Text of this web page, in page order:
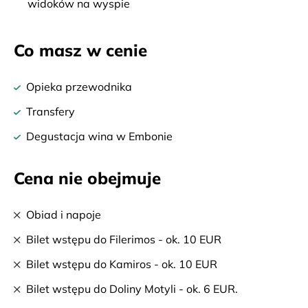
widoków na wyspie
Co masz w cenie
Opieka przewodnika
Transfery
Degustacja wina w Embonie
Cena nie obejmuje
Obiad i napoje
Bilet wstępu do Filerimos - ok. 10 EUR
Bilet wstępu do Kamiros - ok. 10 EUR
Bilet wstępu do Doliny Motyli - ok. 6 EUR.